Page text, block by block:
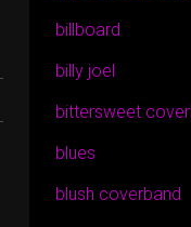
billboard
billy joel
bittersweet
blues
blush coverband